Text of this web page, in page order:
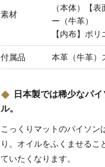
素材
（本体）【
ー（牛革）
【内布】ポ
付属品 本革（牛革）
日本製では稀少なパ
ル。
こっくりマットのパイソン
り。オイルをふくませるこ
ていたくなります。